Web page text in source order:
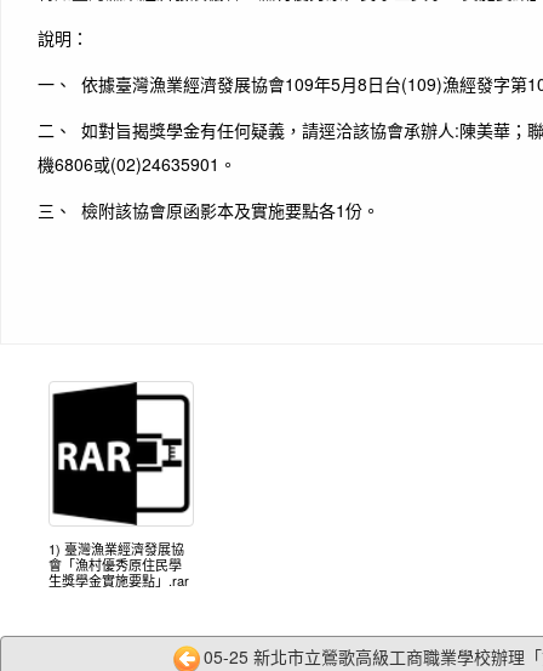
說明：
一、 依據臺灣漁業經濟發展協會109年5月8日台(109)漁經發字第
二、 如對旨揭獎學金有任何疑義，請逕洽該協會承辦人:陳美華；
機6806或(02)24635901。
三、 檢附該協會原函影本及實施要點各1份。
1) 臺灣漁業經濟發展協
會「漁村優秀原住民學
生獎學金實施要點」.rar
05-25 新北市立鶯歌高級工商職業學校辦理